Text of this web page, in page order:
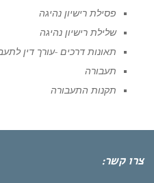
פסילת רישיון נהיגה
שלילת רישיון נהיגה
תאונות דרכים -עורך דין
תעבורה
תקנות התעבורה
צרו קשר: